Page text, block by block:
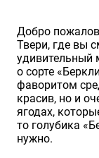
Добро
Твери, где вы
удивительный
о сорте
фаворитом
красив, но и
ягодах,
то голубика
нужно.